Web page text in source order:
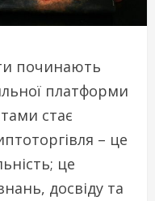
починають
платформи
стає
– це
це
досвіду та